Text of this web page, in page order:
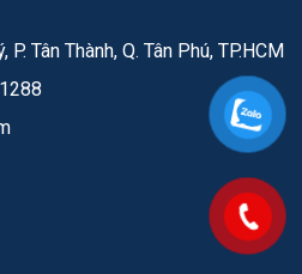
Tân Thành, Q. Tân Phú, TP.HCM